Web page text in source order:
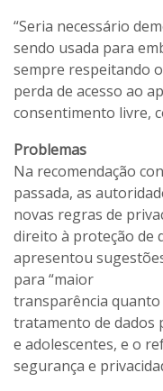
“Seria necessário
sendo usada para
sempre respeitando
perda de acesso ao
consentimento livre,
Problemas
Na recomendação
passada, as
novas regras de
direito à proteção de
apresentou
para “maior
transparência
tratamento de dados
e adolescentes, e o
segurança e